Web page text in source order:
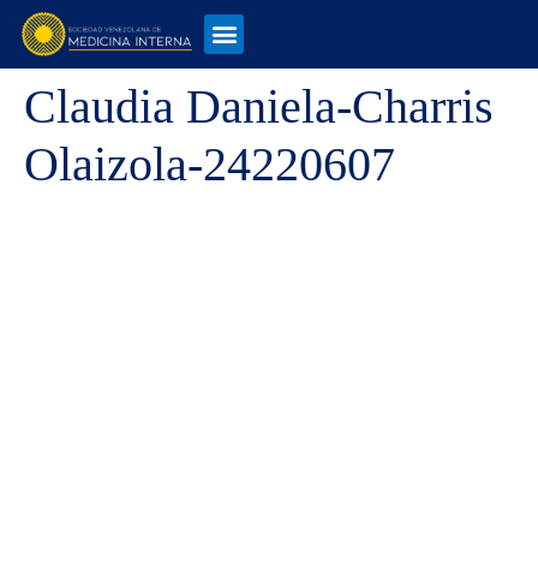
Claudia Daniela-Charris
Olaizola-24220607